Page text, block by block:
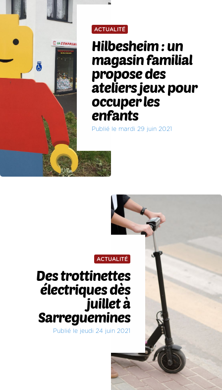
ACTUALITÉ
Hilbesheim : un
magasin familial
propose des
ateliers jeux pour
occuper les
enfants
Publié le mardi 29 juin 2021
ACTUALITÉ
Des trottinettes
électriques dès
juillet à
Sarreguemines
Publié le jeudi 24 juin 2021